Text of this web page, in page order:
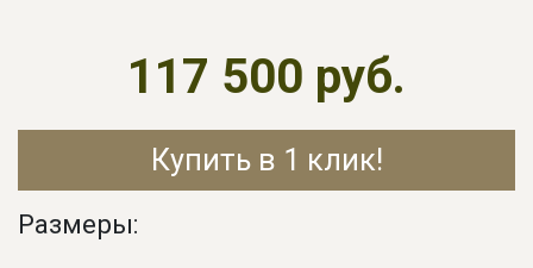
Купить в 1 клик!
117 500 руб.
Размеры: